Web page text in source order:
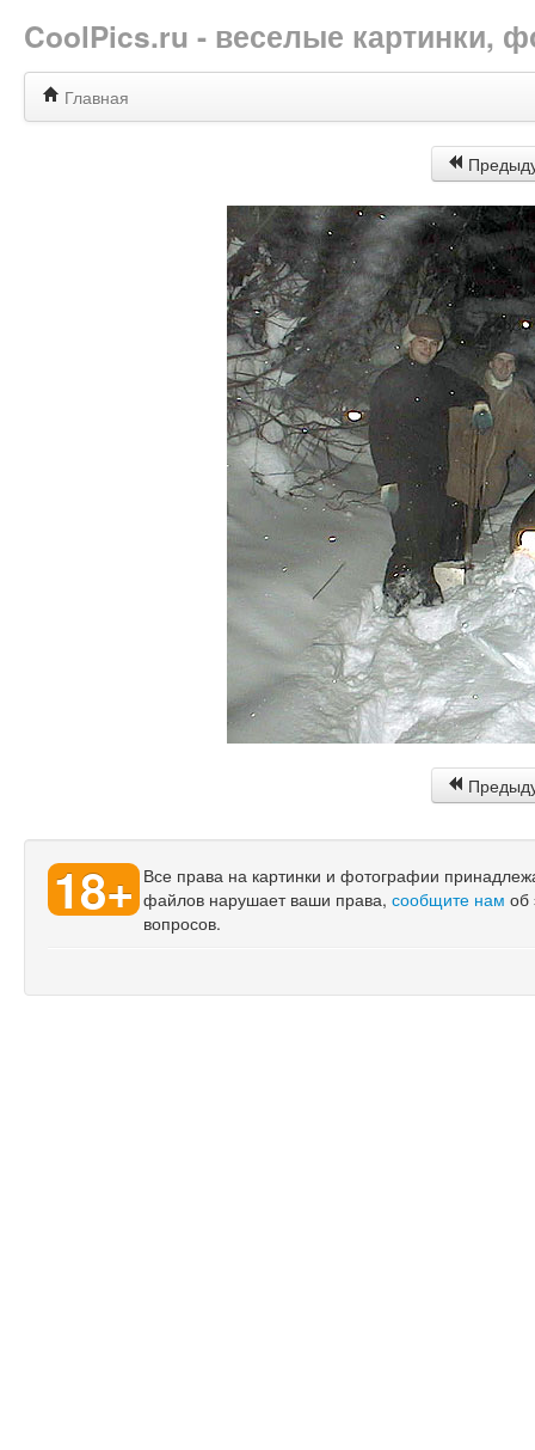
CoolPics.ru - веселые картинки,
Главная
18+ Все права на картинки и фотографии
файлов нарушает ваши права, сообщите нам об
вопросов.